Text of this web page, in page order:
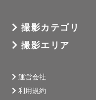
撮影カテゴリ
撮影エリア
運営会社
利用規約